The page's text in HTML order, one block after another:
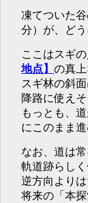
凍てついた
分）が、どう
ここはスギ
地点】の真上
スギ林の斜
降路に使えそ
もっとも、
にこのまま進
なお、道は常
軌道跡らし
逆方向よりは
将来の「本